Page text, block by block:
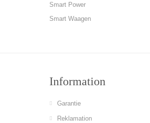
Smart Power
Smart Waagen
Information
Garantie
Reklamation